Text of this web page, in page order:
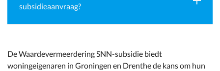
subsidieaanvraag?
De Waardevermeerdering SNN-subsidie biedt
woningeigenaren in Groningen en Drenthe de kans om hun